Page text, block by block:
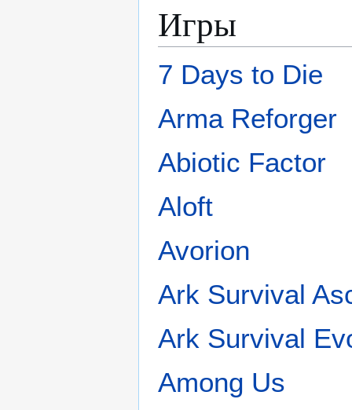
Игры
7 Days to Die
Arma Reforger
Abiotic Factor
Aloft
Avorion
Ark Survival
Ark Survival
Among Us